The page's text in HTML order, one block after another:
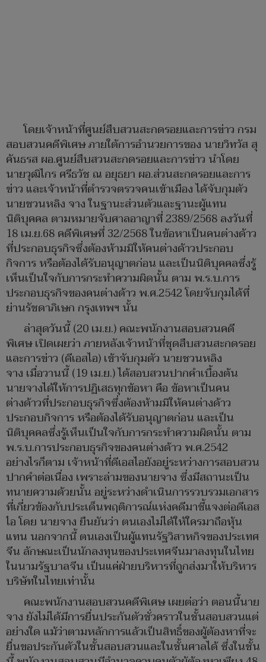
โดยเจ้าหน้าที่ศูนย์สืบสวนสะกดรอยและการข่าว กรม
สอบสวนคดีพิเศษ ภายใต้การอำนวยการของ นายวิทวัส สุ
คันธรส ผอ.ศูนย์สืบสวนสะกดรอยและการข่าว นำโดย
นายวุฒิไกร ศรีธวัช ณ อยุธยา ผอ.ส่วนสะกดรอยและการ
ข่าว และเจ้าหน้าที่ตำรวจตรวจคนเข้าเมือง ได้จับกุมตัว
นายชวนหลิง จาง ในฐานะส่วนตัวและฐานะผู้แทน
นิติบุคคล ตามหมายจับศาลอาญาที่ 2389/2568 ลงวันที่
18 เม.ย.68 คดีพิเศษที่ 32/2568 ในข้อหาเป็นคนต่างด้าว
ที่ประกอบธุรกิจซึ่งต้องห้ามมิให้คนต่างด้าวประกอบ
กิจการ หรือต้องได้รับอนุญาตก่อน และเป็นนิติบุคคลซึ่งรู้
เห็นเป็นใจกับการกระทำความผิดนั้น ตาม พ.ร.บ.การ
ประกอบธุรกิจของคนต่างด้าว พ.ศ.2542 โดยจับกุมได้ที่
ย่านรัชดาภิเษก กรุงเทพฯ นั้น
ล่าสุดวันนี้ (20 เม.ย.) คณะพนักงานสอบสวนคดี
พิเศษ เปิดเผยว่า ภายหลังเจ้าหน้าที่ชุดสืบสวนสะกดรอย
และการข่าว (ดีเอสไอ) เข้าจับกุมตัว นายชวนหลิง
จาง เมื่อวานนี้ (19 เม.ย.) ได้สอบสวนปากคำเบื้องต้น
นายจางได้ให้การปฏิเสธทุกข้อหา คือ ข้อหาเป็นคน
ต่างด้าวที่ประกอบธุรกิจซึ่งต้องห้ามมิให้คนต่างด้าว
ประกอบกิจการ หรือต้องได้รับอนุญาตก่อน และเป็น
นิติบุคคลซึ่งรู้เห็นเป็นใจกับการกระทำความผิดนั้น ตาม
พ.ร.บ.การประกอบธุรกิจของคนต่างด้าว พ.ศ.2542
อย่างไรก็ตาม เจ้าหน้าที่ดีเอสไอยังอยู่ระหว่างการสอบสวน
ปากคำต่อเนื่อง เพราะล่ามของนายจาง ซึ่งมีสถานะเป็น
ทนายความด้วยนั้น อยู่ระหว่างดำเนินการรวบรวมเอกสาร
ที่เกี่ยวข้องกับประเด็นพฤติการณ์แห่งคดีมาชี้แจงต่อดีเอส
ไอ โดย นายจาง ยืนยันว่า ตนเองไม่ได้ให้ใครมาถือหุ้น
แทน นอกจากนี้ ตนเองเป็นผู้แทนรัฐวิสาหกิจของประเทศ
จีน ลักษณะเป็นนักลงทุนของประเทศจีนมาลงทุนในไทย
ในนามรัฐบาลจีน เป็นแค่ฝ่ายบริหารที่ถูกส่งมาให้บริหาร
บริษัทในไทยเท่านั้น
คณะพนักงานสอบสวนคดีพิเศษ เผยต่อว่า ตอนนี้นาย
จาง ยังไม่ได้มีการยื่นประกันตัวชั่วคราวในชั้นสอบสวนแต่
อย่างใด แม้ว่าตามหลักการแล้วเป็นสิทธิ์ของผู้ต้องหาที่จะ
ยื่นขอประกันตัวในชั้นสอบสวนและในชั้นศาลได้ ซึ่งในชั้น